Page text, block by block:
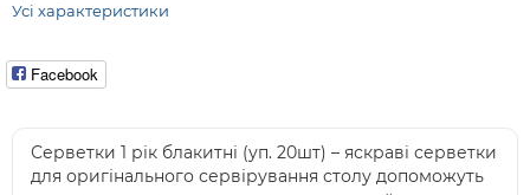
Усі характеристики
Facebook
Серветки 1 рік блакитні (уп. 20шт) – яскраві серветки
для оригінального сервірування столу допоможуть